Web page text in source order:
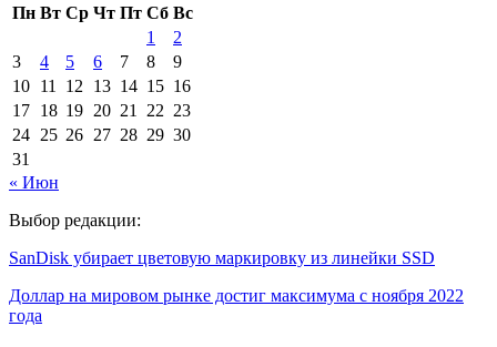
Пн Вт Ср Чт Пт Сб Вс
1
2
3
4 5 6 7 8
9
10 11 12 13 14 15 16
17 18 19 20 21 22 23
24 25 26 27 28 29 30
31
« Июн
Выбор редакции:
SanDisk убирает цветовую маркировку из линейки SSD
Доллар на мировом рынке достиг максимума с ноября 2022
года